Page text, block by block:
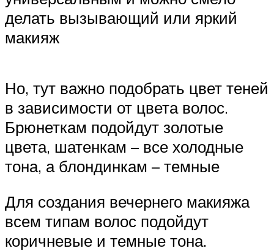
делать вызывающий или яркий
макияж
Но, тут важно подобрать цвет теней
в зависимости от цвета волос.
Брюнеткам подойдут золотые
цвета, шатенкам – все холодные
тона, а блондинкам – темные
Для создания вечернего макияжа
всем типам волос подойдут
коричневые и темные тона.